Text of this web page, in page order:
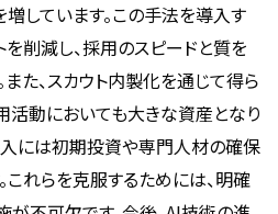
しています。この手法を導入す
を削減し、採用のスピードと質を
た、スカウト内製化を通じて得ら
活動においても大きな資産となり
入には初期投資や専門人材の確保
これらを克服するためには、明確